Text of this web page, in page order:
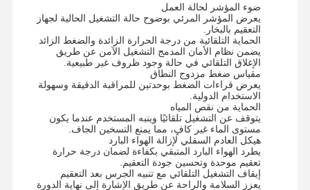
معقم الأوتوكلاف الأفقي
آلة الأوتوكلاف العمودي
جهاز تعقيم أوتوكلاف للطاولة
آلة الأوتوكلاف المحمولة
معقم البلازما بدرجة حرارة منخفضة
معقم أكسيد الإيثيلين
ضوء المؤشر لحالة العمل
يعرض المؤشر المرئي بوضوح حالة التشغيل الحالية لجهاز
التعقيم بالبخار.
الحماية التلقائية من درجة الحرارة الزائدة والضغط الزائد
يضمن نظام الأمان المدمج التشغيل الآمن عن طريق
الإغلاق التلقائي في حالة وجود ظروف غير طبيعية.
مقياس ضغط مزدوج النطاق
يعرض قراءات الضغط بوحدتين للمراقبة الدقيقة وسهولة
الاستخدام الدولية.
الحماية من نقص المياه
يتوقف عن التشغيل تلقائيًا وينبه المستخدم عندما يكون
مستوى الماء غير كافٍ، مما يمنع التسخين الجاف.
هيكل العادم السفلي لإزالة الهواء البارد
يطرد الهواء البارد المتبقي بكفاءة لضمان درجة حرارة
تعقيم موحدة وتحسين جودة التعقيم.
إيقاف التشغيل التلقائي مع تنبيه الجرس بعد التعقيم
يعزز السلامة والراحة عن طريق الإشارة إلى نهاية الدورة